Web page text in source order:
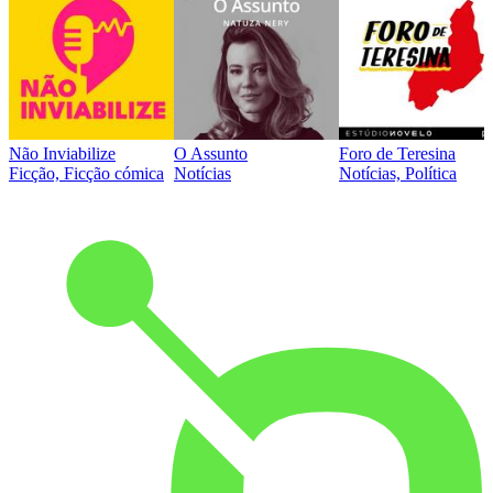
Não Inviabilize
Ficção, Ficção cómica
O Assunto
Notícias
Foro de Teresina
Notícias, Política